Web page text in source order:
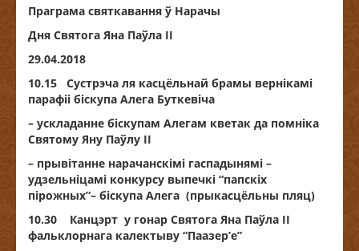
Праграма святкавання ў Нарачы
Дня Святога Яна Паўла ІІ
29.04.2018
10.15 Сустрэча ля касцёльнай брамы вернікамі
парафіі біскупа Алега Буткевіча
– ускладанне біскупам Алегам кветак да помніка
Святому Яну Паўлу ІІ
– прывітанне нарачанскімі гаспадынямі –
удзельніцамі конкурсу выпечкі “папскіх
пірожных”– біскупа Алега (прыкасцёльны пляц)
10.30 Канцэрт у гонар Святога Яна Паўла ІІ
фальклорнага калектыву “Паазер’е”